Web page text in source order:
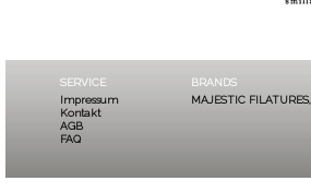
SERVICE
Impressum
Kontakt
AGB
FAQ
BRANDS
MAJESTIC FILATURES,